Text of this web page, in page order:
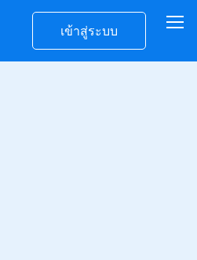
เข้าสู่ระบบ